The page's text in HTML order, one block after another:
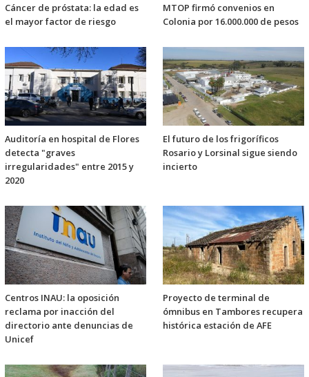
Cáncer de próstata: la edad es
el mayor factor de riesgo
MTOP firmó convenios en
Colonia por 16.000.000 de pesos
Auditoría en hospital de Flores
detecta "graves
irregularidades" entre 2015 y
2020
El futuro de los frigoríficos
Rosario y Lorsinal sigue siendo
incierto
Centros INAU: la oposición
reclama por inacción del
directorio ante denuncias de
Unicef
Proyecto de terminal de
ómnibus en Tambores recupera
histórica estación de AFE